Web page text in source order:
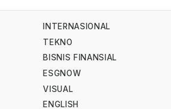
INTERNASIONAL
TEKNO
BISNIS FINANSIAL
ESGNOW
VISUAL
ENGLISH